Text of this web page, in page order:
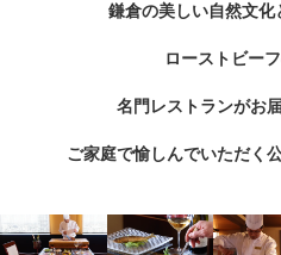
鎌倉の美しい自然文
ローストビー
名門レストランがお
ご家庭で愉しんでいただく